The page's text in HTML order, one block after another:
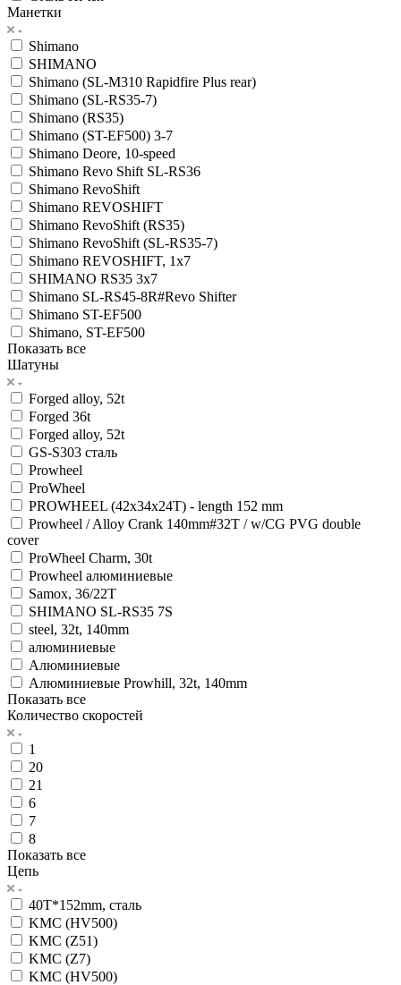
Манетки
Shimano
SHIMANO
Shimano (SL-M310 Rapidfire Plus rear)
Shimano (SL-RS35-7)
Shimano (RS35)
Shimano (ST-EF500) 3-7
Shimano Deore, 10-speed
Shimano Revo Shift SL-RS36
Shimano RevoShift
Shimano REVOSHIFT
Shimano RevoShift (RS35)
Shimano RevoShift (SL-RS35-7)
Shimano REVOSHIFT, 1x7
SHIMANO RS35 3x7
Shimano SL-RS45-8R#Revo Shifter
Shimano ST-EF500
Shimano, ST-EF500
Показать все
Шатуны
Forged alloy, 52t
Forged 36t
Forged alloy, 52t
GS-S303 сталь
Prowheel
ProWheel
PROWHEEL (42x34x24T) - length 152 mm
Prowheel / Alloy Crank 140mm#32T / w/CG PVG double
cover
ProWheel Charm, 30t
Prowheel алюминиевые
Samox, 36/22T
SHIMANO SL-RS35 7S
steel, 32t, 140mm
алюминиевые
Алюминиевые
Алюминиевые Prowhill, 32t, 140mm
Показать все
Количество скоростей
1
20
21
6
7
8
Показать все
Цепь
40T*152mm, сталь
KMC (HV500)
KMC (Z51)
KMC (Z7)
KMC (HV500)